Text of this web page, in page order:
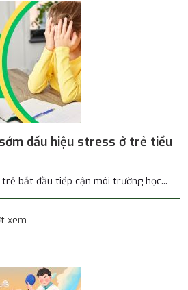
dấu hiệu stress ở trẻ tiểu
bắt đầu tiếp cận môi trường học...
xem